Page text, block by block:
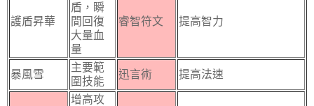
護盾昇華
盾，瞬
間回復
大量血
量
睿智符文 提高智力
暴風雪
主要範
圍技能
迅言術 提高法速
增高攻